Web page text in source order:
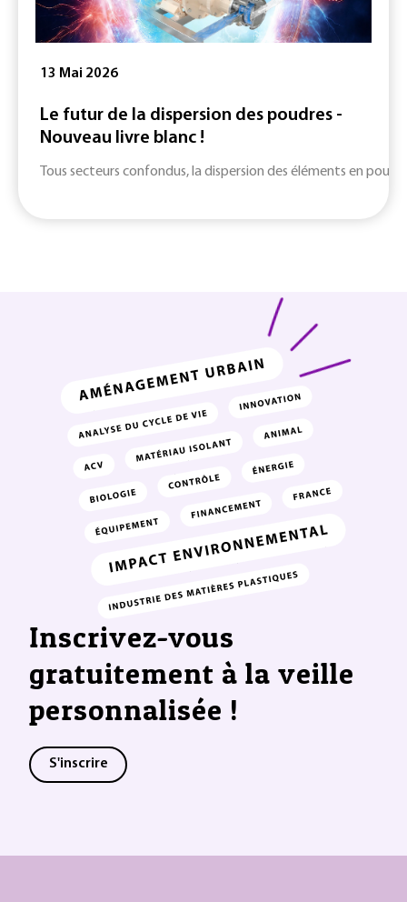
13 Mai 2026
Le futur de la dispersion des poudres -
Nouveau livre blanc !
Tous secteurs confondus, la dispersion des éléments en
Inscrivez-vous
gratuitement à la veille
personnalisée !
S'inscrire